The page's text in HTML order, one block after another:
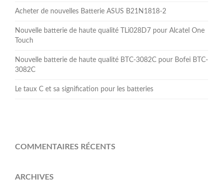
Acheter de nouvelles Batterie ASUS B21N1818-2
Nouvelle batterie de haute qualité TLi028D7 pour Alcatel One
Touch
Nouvelle batterie de haute qualité BTC-3082C pour Bofei BTC-
3082C
Le taux C et sa signification pour les batteries
COMMENTAIRES RÉCENTS
ARCHIVES